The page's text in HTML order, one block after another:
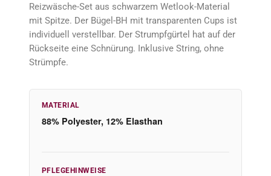
Reizwäsche-Set aus schwarzem Wetlook-Material
mit Spitze. Der Bügel-BH mit transparenten Cups ist
individuell verstellbar. Der Strumpfgürtel hat auf der
Rückseite eine Schnürung. Inklusive String, ohne
Strümpfe.
MATERIAL
88% Polyester, 12% Elasthan
PFLEGEHINWEISE